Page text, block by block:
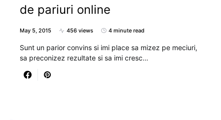
de pariuri online
May 5, 2015 456 views 4 minute read
Sunt un parior convins si imi place sa mizez pe meciuri,
sa preconizez rezultate si sa imi cresc…